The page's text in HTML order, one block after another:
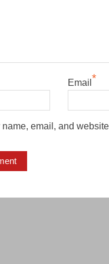
Email *
name, email, and